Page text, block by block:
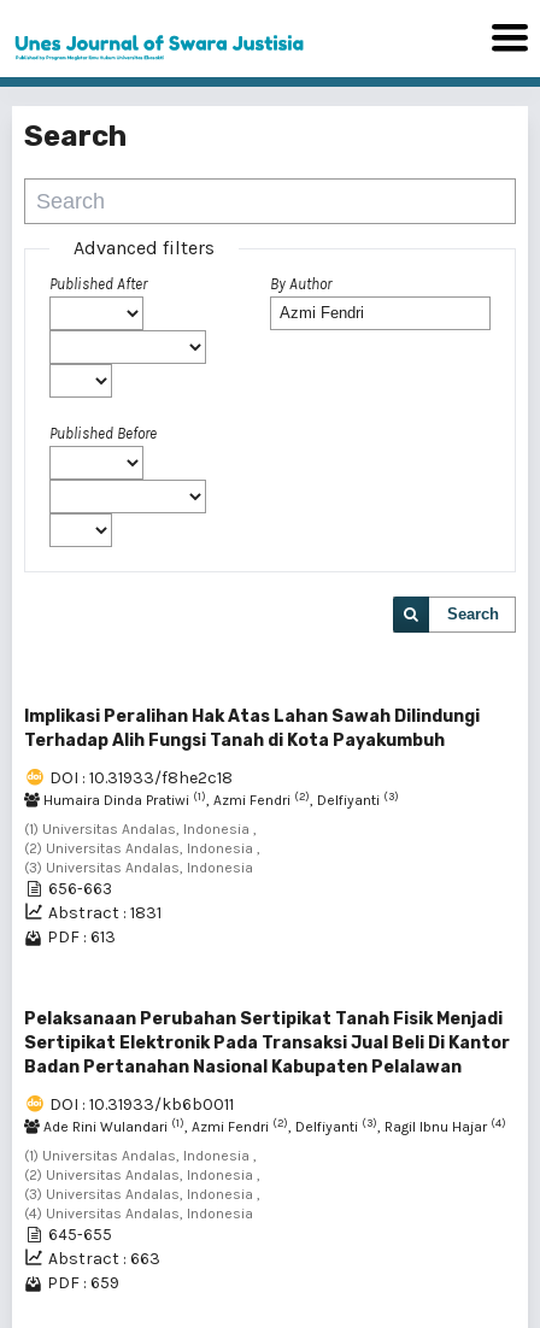
Search
Advanced filters
Published After
Published Before
By Author
Search
Implikasi Peralihan Hak Atas Lahan Sawah Dilindungi
Terhadap Alih Fungsi Tanah di Kota Payakumbuh
DOI : 10.31933/f8he2c18
Humaira Dinda Pratiwi (1), Azmi Fendri (2), Delfiyanti (3)
(1) Universitas Andalas, Indonesia ,
(2) Universitas Andalas, Indonesia ,
(3) Universitas Andalas, Indonesia
656-663
Abstract : 1831
PDF : 613
Pelaksanaan Perubahan Sertipikat Tanah Fisik Menjadi
Sertipikat Elektronik Pada Transaksi Jual Beli Di Kantor
Badan Pertanahan Nasional Kabupaten Pelalawan
DOI : 10.31933/kb6b0011
Ade Rini Wulandari (1), Azmi Fendri (2), Delfiyanti (3), Ragil Ibnu Hajar (4)
(1) Universitas Andalas, Indonesia ,
(2) Universitas Andalas, Indonesia ,
(3) Universitas Andalas, Indonesia ,
(4) Universitas Andalas, Indonesia
645-655
Abstract : 663
PDF : 659